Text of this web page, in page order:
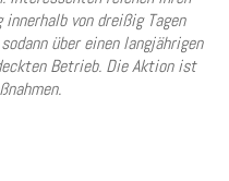
von dreißig Tagen
über einen langjährigen
Betrieb. Die Aktion ist